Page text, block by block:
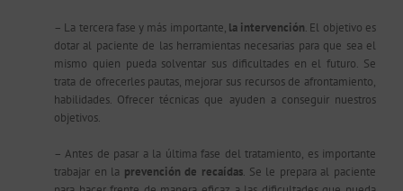
– La tercera fase y más importante, la intervención. El objetivo es
dotar al paciente de las herramientas necesarias para que sea el
mismo quien pueda solventar sus dificultades en el futuro. Se
trata de ofrecerles pautas, mejorar sus recursos de afrontamiento,
habilidades. Ofrecer técnicas que ayuden a conseguir nuestros
objetivos.
– Antes de pasar a la última fase del tratamiento, es importante
trabajar en la prevención de recaídas. Se le prepara al paciente